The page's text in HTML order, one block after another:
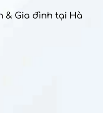
& Gia đình tại Hà